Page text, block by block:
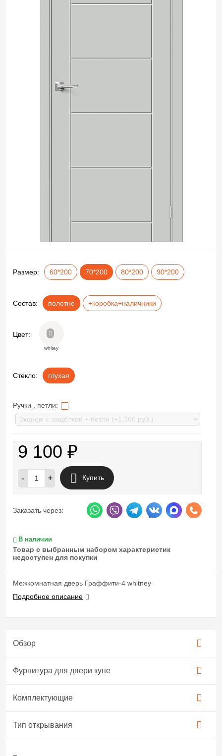
Размер: 60*200 70*200 80*200 90*200
Состав: полотно +коробка+наличники
Цвет:
whitey
Стекло: глухая
Ручки , петли:
9 100 ₽
- + Купить
Заказать через:
В наличии
Товар с выбранным набором характеристик
недоступен для покупки
Межкомнатная дверь Граффити-4 whitney
Подробное описание
Обзор
Фурнитура для двери купе​
Комплектующие
Тип открывания